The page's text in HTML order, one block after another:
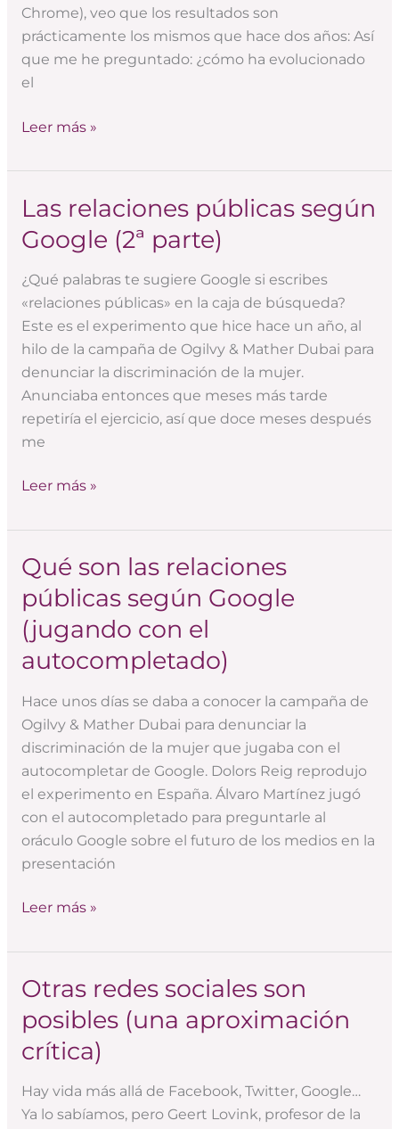
Chrome), veo que los resultados son
prácticamente los mismos que hace dos años: Así
que me he preguntado: ¿cómo ha evolucionado
el
Leer más »
Las relaciones públicas según
Google (2ª parte)
¿Qué palabras te sugiere Google si escribes
«relaciones públicas» en la caja de búsqueda?
Este es el experimento que hice hace un año, al
hilo de la campaña de Ogilvy & Mather Dubai para
denunciar la discriminación de la mujer.
Anunciaba entonces que meses más tarde
repetiría el ejercicio, así que doce meses después
me
Las
públicas
según
Google
(2ª
parte)
Leer más »
Qué son las relaciones
públicas según Google
(jugando con el
autocompletado)
Hace unos días se daba a conocer la campaña de
Ogilvy & Mather Dubai para denunciar la
discriminación de la mujer que jugaba con el
autocompletar de Google. Dolors Reig reprodujo
el experimento en España. Álvaro Martínez jugó
con el autocompletado para preguntarle al
oráculo Google sobre el futuro de los medios en la
presentación
Qué
las
relaciones
públicas
Google
(jugando
con
el
autocompletado)
Leer más »
Otras redes sociales son
posibles (una aproximación
crítica)
Hay vida más allá de Facebook, Twitter, Google…
Ya lo sabíamos, pero Geert Lovink, profesor de la
Otras
sociales
son
(una
aproximación